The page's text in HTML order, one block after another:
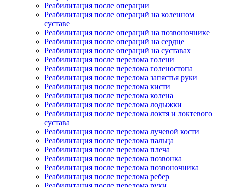
Реабилитация после операции
Реабилитация после операций на коленном
суставе
Реабилитация после операций на позвоночнике
Реабилитация после операций на сердце
Реабилитация после операций на суставах
Реабилитация после перелома голени
Реабилитация после перелома голеностопа
Реабилитация после перелома запястья руки
Реабилитация после перелома кисти
Реабилитация после перелома колена
Реабилитация после перелома лодыжки
Реабилитация после перелома локтя и локтевого
сустава
Реабилитация после перелома лучевой кости
Реабилитация после перелома пальца
Реабилитация после перелома плеча
Реабилитация после перелома позвонка
Реабилитация после перелома позвоночника
Реабилитация после перелома ребер